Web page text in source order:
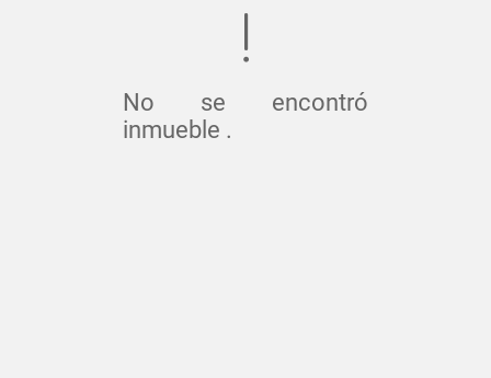
No se encontró
inmueble .